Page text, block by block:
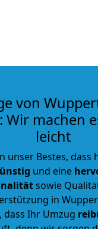
von
Wir machen
leicht
unser Bestes, dass
und eine
sowie
in
dass Ihr Umzug